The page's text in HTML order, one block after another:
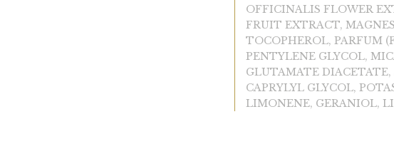
OFFICINALIS FLOWER
FRUIT EXTRACT,
TOCOPHEROL, PARFUM
PENTYLENE GLYCOL,
GLUTAMATE
CAPRYLYL GLYCOL,
LIMONENE, GERANIOL,